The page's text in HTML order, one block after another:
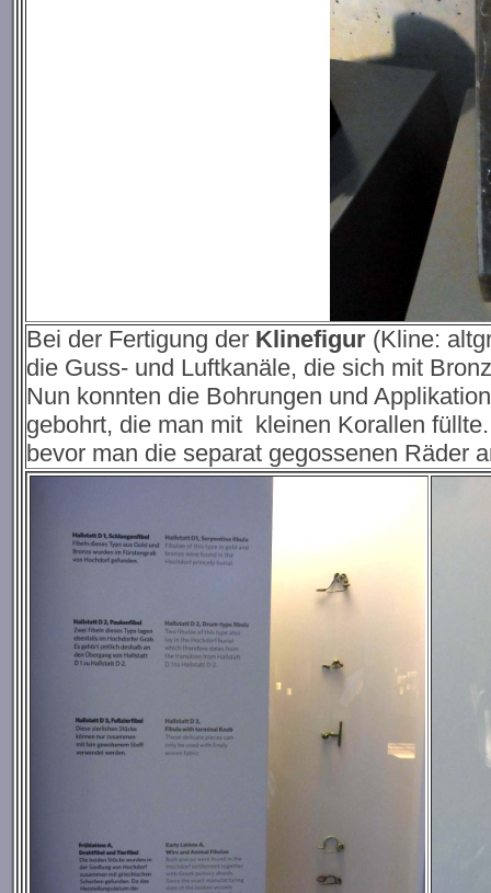
Bei der Fertigung der Klinefigur (Kline:
die Guss- und Luftkanäle, die sich mit
Nun konnten die Bohrungen und
gebohrt, die man mit kleinen Korallen
bevor man die separat gegossenen Räder